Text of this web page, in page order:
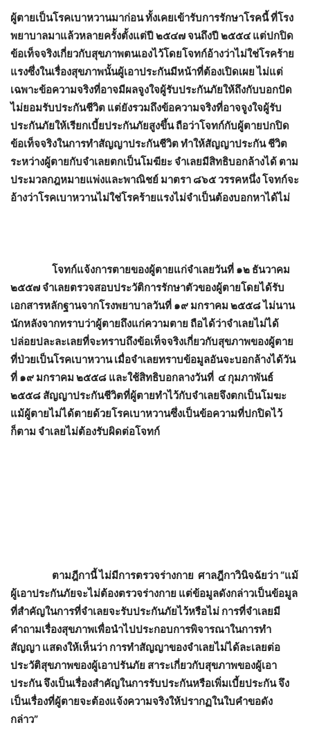
ผู้ตายเป็นโรคเบาหวานมาก่อน ทั้งเคยเข้ารับการรักษาโรคนี้ ที่โรง
พยาบาลมาแล้วหลายครั้งตั้งแต่ปี ๒๕๔๗ จนถึงปี ๒๕๕๔ แต่ปกปิด
ข้อเท็จจริงเกี่ยวกับสุขภาพตนเองไว้โดยโจทก์อ้างว่าไม่ใช่โรคร้าย
แรงซึ่งในเรื่องสุขภาพนั้นผู้เอาประกันมีหน้าที่ต้องเปิดเผย ไม่แต่
เฉพาะข้อความจริงที่อาจมีผลจูงใจผู้รับประกันภัยให้ถึงกับบอกปัด
ไม่ยอมรับประกันชีวิต แต่ยังรวมถึงข้อความจริงที่อาจจูงใจผู้รับ
ประกันภัยให้เรียกเบี้ยประกันภัยสูงขึ้น ถือว่าโจทก์กับผู้ตายปกปิด
ข้อเท็จจริงในการทำสัญญาประกันชีวิต ทำให้สัญญาประกัน ชีวิต
ระหว่างผู้ตายกับจำเลยตกเป็นโมฆียะ จำเลยมีสิทธิบอกล้างได้ ตาม
ประมวลกฎหมายแพ่งและพาณิชย์ มาตรา ๘๖๕ วรรคหนึ่ง โจทก์จะ
อ้างว่าโรคเบาหวานไม่ใช่โรคร้ายแรงไม่จำเป็นต้องบอกหาได้ไม่
โจทก์แจ้งการตายของผู้ตายแก่จำเลยวันที่ ๑๒ ธันวาคม
๒๕๕๗ จำเลยตรวจสอบประวัติการรักษาตัวของผู้ตายโดยได้รับ
เอกสารหลักฐานจากโรงพยาบาลวันที่ ๑๙ มกราคม ๒๕๕๘ ไม่นาน
นักหลังจากทราบว่าผู้ตายถึงแก่ความตาย ถือได้ว่าจำเลยไม่ได้
ปล่อยปละละเลยที่จะทราบถึงข้อเท็จจริงเกี่ยวกับสุขภาพของผู้ตาย
ที่ป่วยเป็นโรคเบาหวาน เมื่อจำเลยทราบข้อมูลอันจะบอกล้างได้วัน
ที่ ๑๙ มกราคม ๒๕๕๘ และใช้สิทธิบอกลางวันที่ ๔ กุมภาพันธ์
๒๕๕๘ สัญญาประกันชีวิตที่ผู้ตายทำไว้กับจำเลยจึงตกเป็นโมฆะ
แม้ผู้ตายไม่ได้ตายด้วยโรคเบาหวานซึ่งเป็นข้อความที่ปกปิดไว้
ก็ตาม จำเลยไม่ต้องรับผิดต่อโจทก์
ตามฎีกานี้ ไม่มีการตรวจร่างกาย ศาลฎีกาวินิจฉัยว่า “แม้
ผู้เอาประกันภัยจะไม่ต้องตรวจร่างกาย แต่ข้อมูลดังกล่าวเป็นข้อมูล
ที่สำคัญในการที่จำเลยจะรับประกันภัยไว้หรือไม่ การที่จำเลยมี
คำถามเรื่องสุขภาพเพื่อนำไปประกอบการพิจารณาในการทำ
สัญญา แสดงให้เห็นว่า การทำสัญญาของจำเลยไม่ได้ละเลยต่อ
ประวัติสุขภาพของผู้เอาปรันภัย สาระเกี่ยวกับสุขภาพของผู้เอา
ประกัน จึงเป็นเรื่องสำคัญในการรับประกันหรือเพิ่มเบี้ยประกัน จึง
เป็นเรื่องที่ผู้ตายจะต้องแจ้งความจริงให้ปรากฏในใบคำขอดัง
กล่าว”